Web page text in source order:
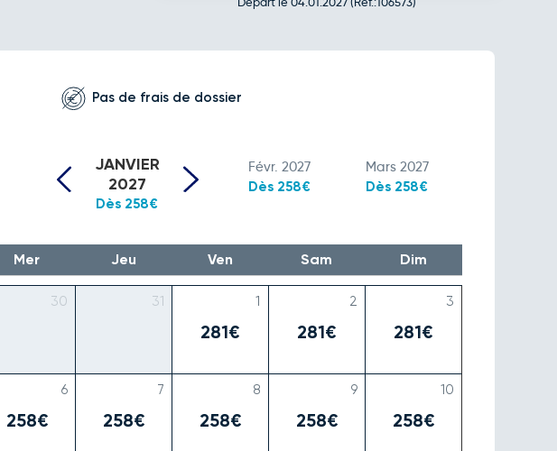
Pas de frais de dossier
JANVIER
2027
Dès 258€
Févr. 2027
Dès 258€
Mars 2027
Dès 258€
281€ 281€ 281€
258€ 258€ 258€ 258€ 258€
Mer Jeu Ven Sam Dim
30 31 1 2 3
6 7 8 9 10